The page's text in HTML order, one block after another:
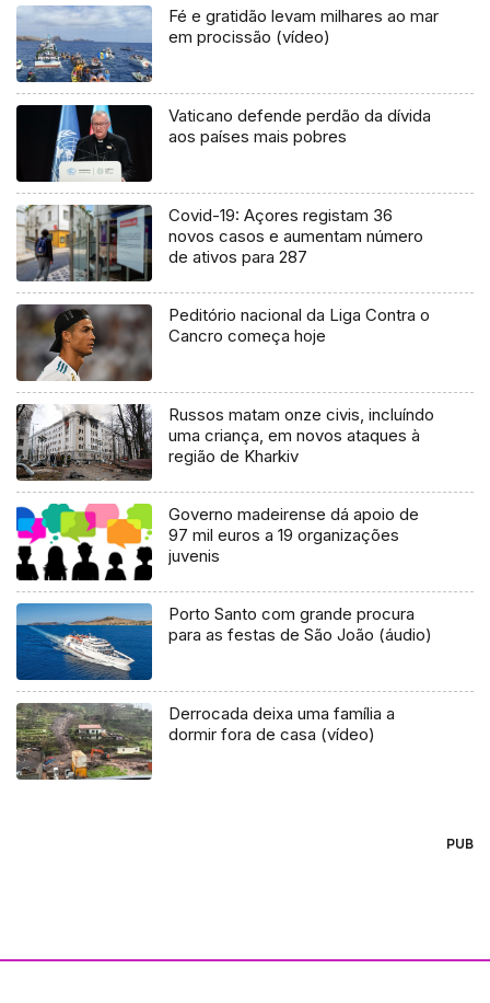
Fé e gratidão levam milhares ao mar
em procissão (vídeo)
Vaticano defende perdão da dívida
aos países mais pobres
Covid-19: Açores registam 36
novos casos e aumentam número
de ativos para 287
Peditório nacional da Liga Contra o
Cancro começa hoje
Russos matam onze civis, incluíndo
uma criança, em novos ataques à
região de Kharkiv
Governo madeirense dá apoio de
97 mil euros a 19 organizações
juvenis
Porto Santo com grande procura
para as festas de São João (áudio)
Derrocada deixa uma família a
dormir fora de casa (vídeo)
PUB